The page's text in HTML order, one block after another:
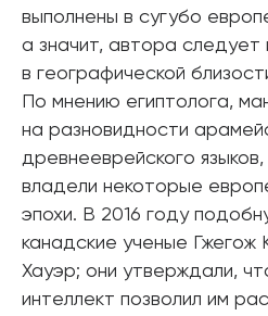
выполнены в сугубо
а значит, автора следует
в географической
По мнению египтолога,
на разновидности
древнееврейского
владели некоторые
эпохи. В 2016 году
канадские ученые Гжегож
Хауэр; они утверждали,
интеллект позволил им